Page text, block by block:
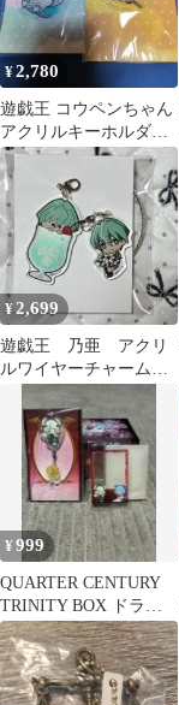
¥2,780
遊戯王 コウペンちゃん
アクリルキーホルダー
2種セット ⑥
¥ 2,699
遊戯王 乃亜 アクリ
ルワイヤーチャーム
コラボカフェ本舗
¥999
QUARTER CENTURY
TRINITY BOX ドラゴ
ンメイド